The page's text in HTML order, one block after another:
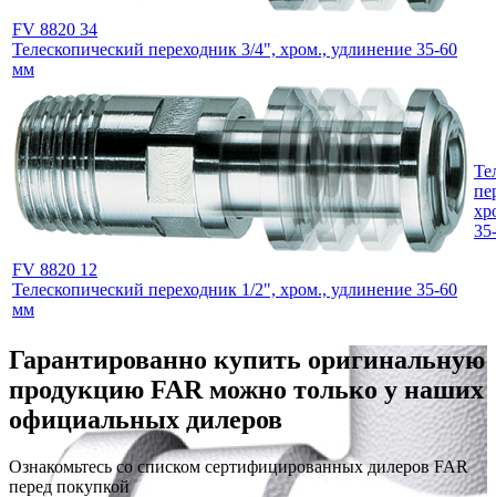
FV 8820 34
Телескопический переходник 3/4", хром., удлинение 35-60
мм
FV 8820 12
Телескопический переходник 1/2", хром., удлинение 35-60
мм
Гарантированно купить оригинальную
продукцию FAR можно только у наших
официальных дилеров
Ознакомьтесь со списком сертифицированных дилеров FAR
перед покупкой